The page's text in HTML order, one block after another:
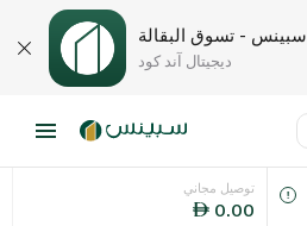
سبينس - تسوق البقالة
ديجيتال آند كود
اللغةتوصيل مجاني
0.00